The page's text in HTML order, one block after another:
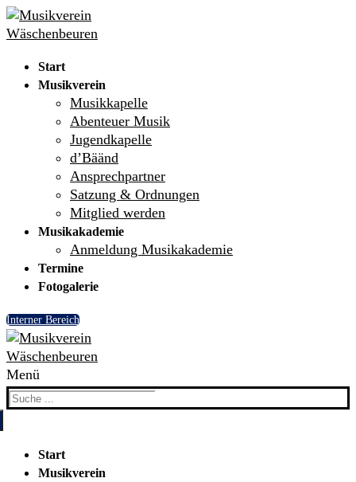
Skip
to
Menu
Close
Start
Musikverein
Musikkapelle
Abenteuer Musik
Jugendkapelle
d’Bäänd
Ansprechpartner
Satzung & Ordnungen
Mitglied werden
Musikakademie
Anmeldung Musikakademie
Termine
Fotogalerie
Interner Bereich
Menü
Search
Start
Musikverein